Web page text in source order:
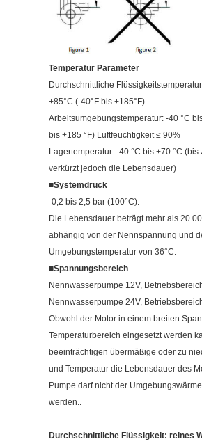
Temperatur Parameter
Durchschnittliche
+85°C (-40°F bis +185°F)
Arbeitsumgebungstemperatur: -40 °C
bis +185 °F) Luftfeuchtigkeit ≤ 90%
Lagertemperatur: -40 °C bis +70 °C (bis
verkürzt jedoch die Lebensdauer)
■Systemdruck
-0,2 bis 2,5 bar (100°C).
Die Lebensdauer beträgt mehr als
abhängig von der Nennspannung und
Umgebungstemperatur von 36°C.
■Spannungsbereich
Nennwasserpumpe 12V,
Nennwasserpumpe 24V,
Obwohl der Motor in einem breiten
Temperaturbereich eingesetzt werden
beeinträchtigen übermäßige oder zu
und Temperatur die Lebensdauer des
Pumpe darf nicht der
werden..
Durchschnittliche Flüssigkeit: reines